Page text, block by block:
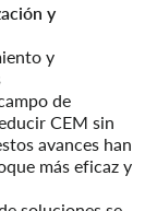
y
y
de
CEM sin
avances han
más eficaz y